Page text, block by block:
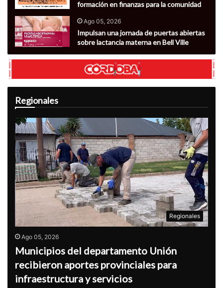
formación en finanzas para la comunidad
Ago 05, 2026
Impulsan una jornada de puertas abiertas
sobre lactancia materna en Bell Ville
Regionales
Regionales
Ago 05, 2026
Municipios del departamento Unión
recibieron aportes provinciales para
infraestructura y servicios